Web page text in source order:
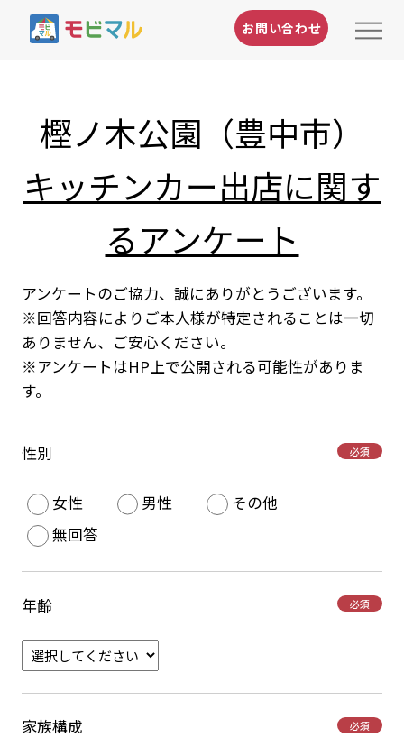
お問い合わせ
樫ノ木公園（豊中市）
キッチンカー出店に関す
るアンケート
アンケートのご協力、誠にありがとうございます。
※回答内容によりご本人様が特定されることは一切
ありません、ご安心ください。
※アンケートはHP上で公開される可能性がありま
す。
性別 必須
女性 男性
その他
無回答
年齢 必須
家族構成 必須